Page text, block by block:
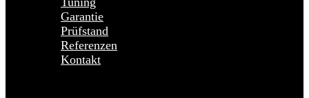
Garantie
Prüfstand
Referenzen
Kontakt